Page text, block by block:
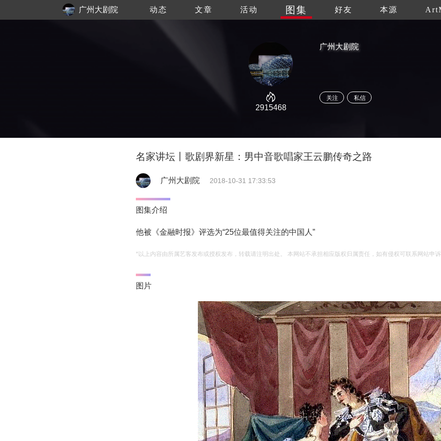
广州大剧院 动态 文章 活动 图集 好友 本源
2915468
广州大剧院
关注 私信
名家讲坛丨歌剧界新星：男中音歌唱家王云鹏传奇之路
广州大剧院 2018-10-31 17:33:53
图集介绍
他被《金融时报》评选为“25位最值得关注的中国人”
*以上内容由所属艺客发布或授权发布，转载请注明出处。 本网站不承担相应版权归属责任，如有侵权可联系网站申
图片